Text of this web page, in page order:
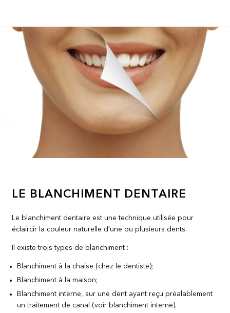
LE BLANCHIMENT DENTAIRE
Le blanchiment dentaire est une technique utilisée pour
éclaircir la couleur naturelle d’une ou plusieurs dents.
Il existe trois types de blanchiment :
Blanchiment à la chaise (chez le dentiste);
Blanchiment à la maison;
Blanchiment interne, sur une dent ayant reçu préalablement
un traitement de canal (voir blanchiment interne).